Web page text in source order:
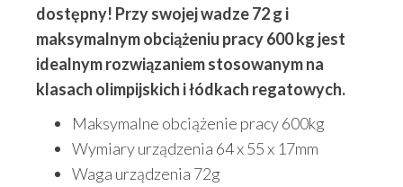
dostępny! Przy swojej wadze 72 g i
maksymalnym obciążeniu pracy 600 kg jest
idealnym rozwiązaniem stosowanym na
klasach olimpijskich i łódkach regatowych.
Maksymalne obciążenie pracy 600kg
Wymiary urządzenia 64 x 55 x 17mm
Waga urządzenia 72g